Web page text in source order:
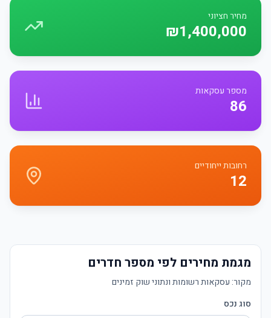
מחיר חציוני
₪1,400,000
מספר עסקאות
86
רחובות ייחודיים
12
מגמת מחירים לפי מספר חדרים
מקור: עסקאות רשומות ונתוני שוק זמינים
סוג נכס